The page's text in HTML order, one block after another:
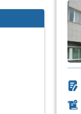
адрес: